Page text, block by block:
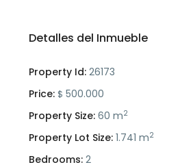
Detalles del Inmueble
Property Id: 26173
Price: $ 500.000
Property Size: 60 m2
Property Lot Size: 1.741 m2
Bedrooms: 2